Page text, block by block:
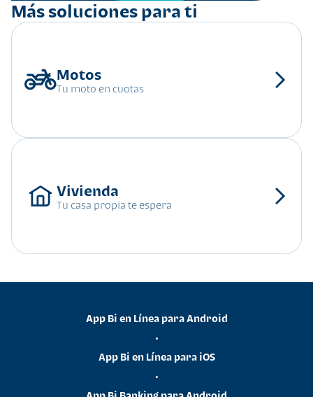
Más soluciones para ti
Tu moto en cuotas
Tu casa propia te espera
App Bi en Línea para Android
•
App Bi en Línea para iOS
•